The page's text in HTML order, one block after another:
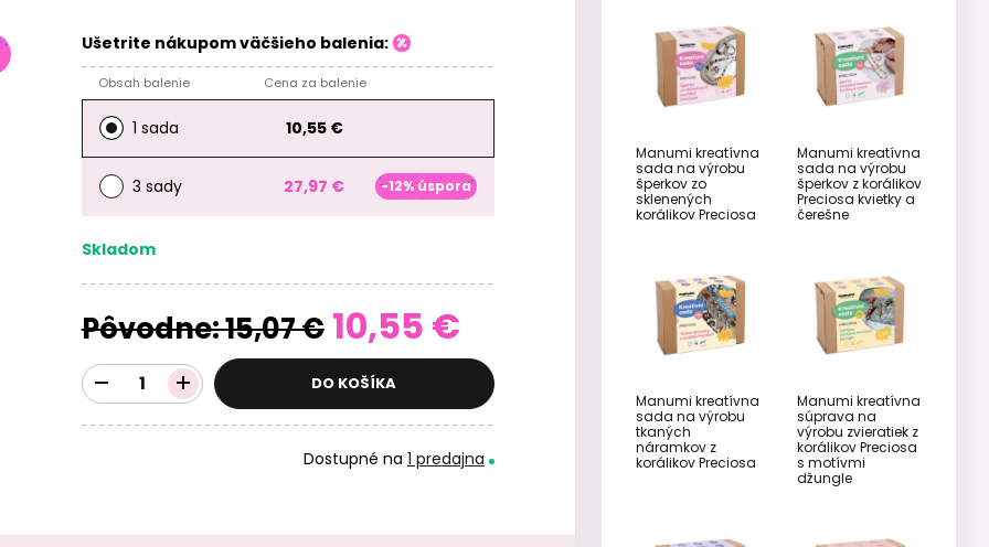
Ušetrite nákupom väčšieho balenia:
Obsah balenie Cena za balenie
1 sada 10,55 €
3 sady 27,97 € -12% úspora
Skladom
Pôvodne:15,07 € 10,55 €
DO KOŠÍKA
Dostupné na 1 predajna
Manumi kreatívna
sada na výrobu
šperkov zo
sklenených
korálikov Preciosa
Manumi kreatívna
sada na výrobu
šperkov z korálikov
Preciosa kvietky a
čerešne
Manumi kreatívna
sada na výrobu
tkaných
náramkov z
korálikov Preciosa
Manumi kreatívna
súprava na
výrobu zvieratiek z
korálikov Preciosa
s motívmi
džungle